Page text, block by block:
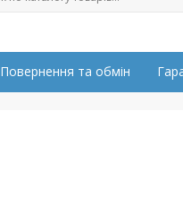
Повернення та обмін